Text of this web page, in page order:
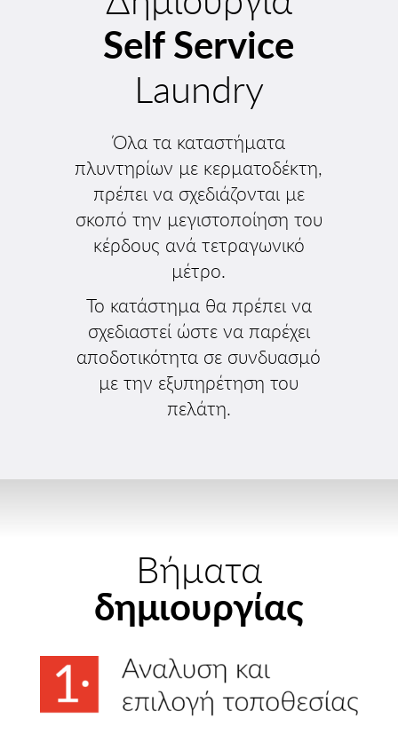
Self Service
Laundry
Όλα τα καταστήµατα
πλυντηρίων µε κερµατοδέκτη,
πρέπει να σχεδιάζονται µε
σκοπό την µεγιστοποίηση του
κέρδους ανά τετραγωνικό
µέτρο.
Το κατάστηµα θα πρέπει να
σχεδιαστεί ώστε να παρέχει
αποδοτικότητα σε συνδυασµό
µε την εξυπηρέτηση του
πελάτη.
Βήματα
δημιουργίας